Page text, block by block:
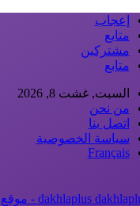
إعجاب
متابع
مشتركين
متابع
السبت, غشت 8, 2026
من نحن
اتصل بنا
سياسة الخصوصية
Français
dakhlaplus - موقع